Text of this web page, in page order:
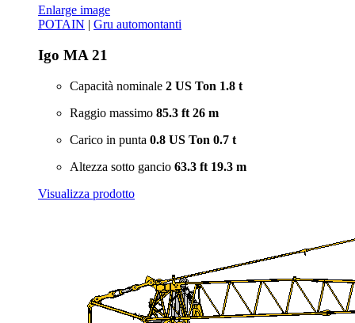
Enlarge image
POTAIN | Gru automontanti
Igo MA 21
Capacità nominale 2 US Ton 1.8 t
Raggio massimo 85.3 ft 26 m
Carico in punta 0.8 US Ton 0.7 t
Altezza sotto gancio 63.3 ft 19.3 m
Visualizza prodotto